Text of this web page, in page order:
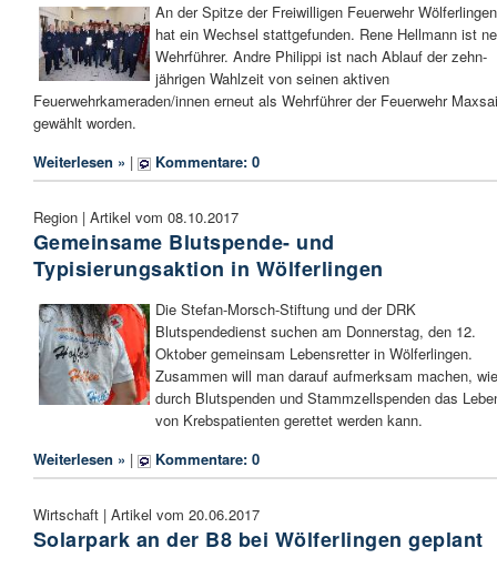
An der Spitze der Freiwilligen Feuerwehr Wölferlingen
hat ein Wechsel stattgefunden. Rene Hellmann ist
Wehrführer. Andre Philippi ist nach Ablauf der zehn-
jährigen Wahlzeit von seinen aktiven
Feuerwehrkameraden/innen erneut als Wehrführer der Feuerwehr
gewählt worden.
Weiterlesen » | Kommentare: 0
Region | Artikel vom 08.10.2017
Gemeinsame Blutspende- und
Typisierungsaktion in Wölferlingen
Die Stefan-Morsch-Stiftung und der DRK
Blutspendedienst suchen am Donnerstag, den 12.
Oktober gemeinsam Lebensretter in Wölferlingen.
Zusammen will man darauf aufmerksam machen, wie
durch Blutspenden und Stammzellspenden das
von Krebspatienten gerettet werden kann.
Weiterlesen » | Kommentare: 0
Wirtschaft | Artikel vom 20.06.2017
Solarpark an der B8 bei Wölferlingen geplant